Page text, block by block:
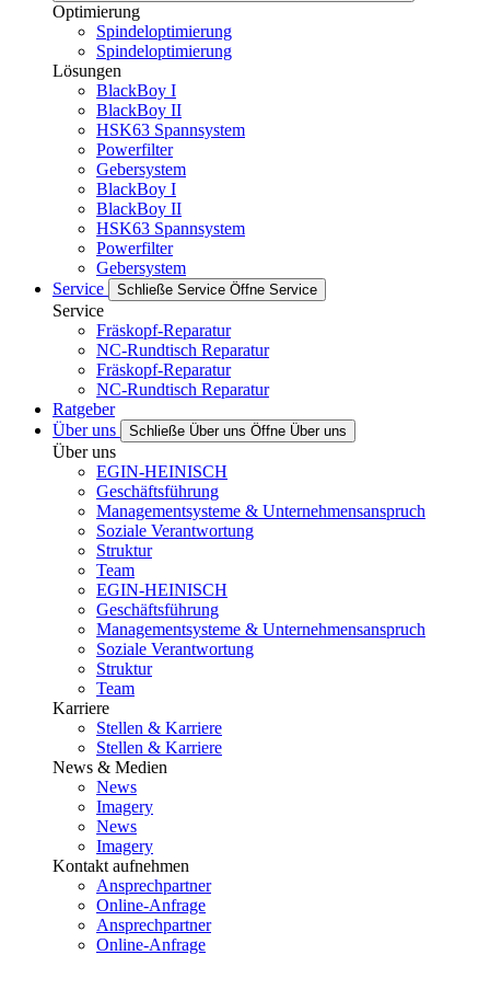
Optimierung
Spindeloptimierung
Spindeloptimierung
Lösungen
BlackBoy I
BlackBoy II
HSK63 Spannsystem
Powerfilter
Gebersystem
BlackBoy I
BlackBoy II
HSK63 Spannsystem
Powerfilter
Gebersystem
Service
Schließe Service Öffne Service
Service
Fräskopf-Reparatur
NC-Rundtisch Reparatur
Fräskopf-Reparatur
NC-Rundtisch Reparatur
Ratgeber
Über uns
Schließe Über uns Öffne Über uns
Über uns
EGIN-HEINISCH
Geschäftsführung
Managementsysteme & Unternehmensanspruch
Soziale Verantwortung
Struktur
Team
EGIN-HEINISCH
Geschäftsführung
Managementsysteme & Unternehmensanspruch
Soziale Verantwortung
Struktur
Team
Karriere
Stellen & Karriere
Stellen & Karriere
News & Medien
News
Imagery
News
Imagery
Kontakt aufnehmen
Ansprechpartner
Online-Anfrage
Ansprechpartner
Online-Anfrage